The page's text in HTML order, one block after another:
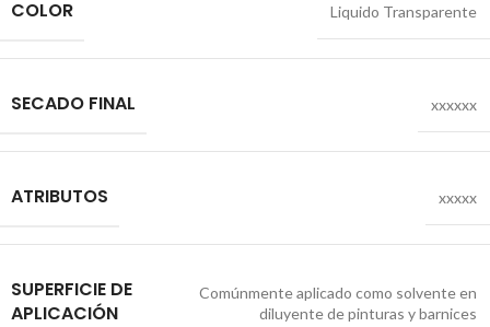
COLOR Liquido Transparente
SECADO FINAL xxxxxx
ATRIBUTOS xxxxx
SUPERFICIE DE
APLICACIÓN
Comúnmente aplicado como solvente en
diluyente de pinturas y barnices